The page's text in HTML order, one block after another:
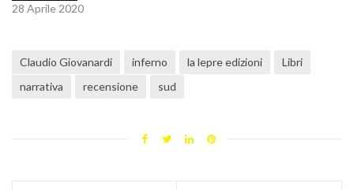
28 Aprile 2020
Claudio Giovanardi inferno la lepre edizioni
Libri
narrativa
recensione sud